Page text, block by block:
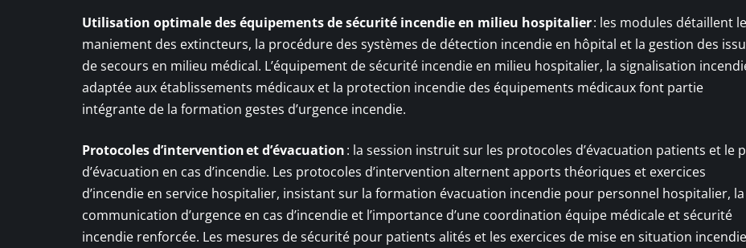
Utilisation optimale des équipements de sécurité incendie en milieu hospitalier: les modules détaillent le
maniement des extincteurs, la procédure des systèmes de détection incendie en hôpital et la gestion des
de secours en milieu médical. L’équipement de sécurité incendie en milieu hospitalier, la signalisation
adaptée aux établissements médicaux et la protection incendie des équipements médicaux font partie
intégrante de la formation gestes d’urgence incendie.
Protocoles d’intervention et d’évacuation: la session instruit sur les protocoles d’évacuation patients et le
d’évacuation en cas d’incendie. Les protocoles d’intervention alternent apports théoriques et exercices
d’incendie en service hospitalier, insistant sur la formation évacuation incendie pour personnel hospitalier, la
communication d’urgence en cas d’incendie et l’importance d’une coordination équipe médicale et sécurité
incendie renforcée. Les mesures de sécurité pour patients alités et les exercices de mise en situation incendie